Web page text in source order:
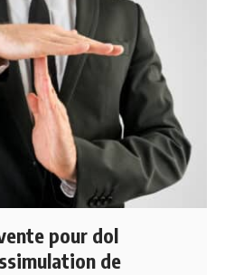
pour dol
de